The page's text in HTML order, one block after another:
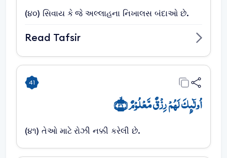
(૪૦) સિવાય કે જે અલ્લાહના નિખાલસ બંદાઓ છે.
Read Tafsir
41
اُولٰٓئِکَ لَہُمۡ رِزۡقٌ مَّعۡلُوۡمٌ ﴿ۙ۴۱﴾
(૪૧) તેઓ માટે રોઝી નક્કી કરેલી છે.